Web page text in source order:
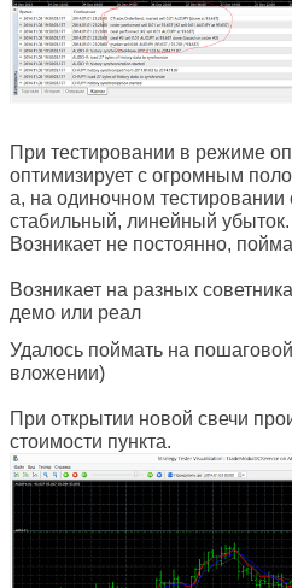
При тестировании в режиме
оптимизирует с огромным
а, на одиночном
стабильный, линейный убыток.
Возникает не постоянно,
Возникает на разных
демо или реал
Удалось поймать на
вложении)
При открытии новой свечи
стоимости пункта.